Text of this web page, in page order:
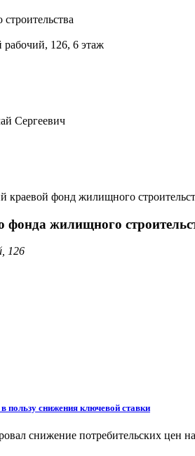
рабочий, 126, 6 этаж
Сергеевич
краевой фонд жилищного
фонда жилищного
126
пользу снижения ключевой ставки
снижение потребительских цен